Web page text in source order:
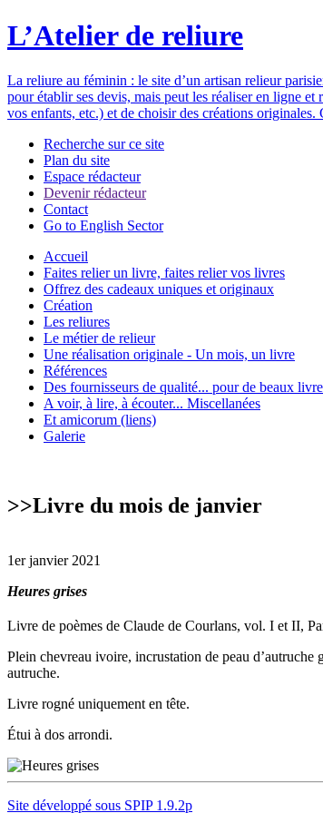
L’Atelier de reliure
La reliure au féminin : le site d’un artisan relieur
pour établir ses devis, mais peut les réaliser en ligne
vos enfants, etc.) et de choisir des créations
Recherche sur ce site
Plan du site
Espace rédacteur
Devenir rédacteur
Contact
Go to English Sector
Accueil
Faites relier un livre, faites relier vos livres
Offrez des cadeaux uniques et originaux
Création
Les reliures
Le métier de relieur
Une réalisation originale - Un mois, un livre
Références
Des fournisseurs de qualité... pour de beaux
A voir, à lire, à écouter... Miscellanées
Et amicorum (liens)
Galerie
>>Livre du mois de janvier
1er janvier 2021
Heures grises
Livre de poèmes de Claude de Courlans, vol. I et II,
Plein chevreau ivoire, incrustation de peau
autruche.
Livre rogné uniquement en tête.
Étui à dos arrondi.
Site développé sous SPIP 1.9.2p